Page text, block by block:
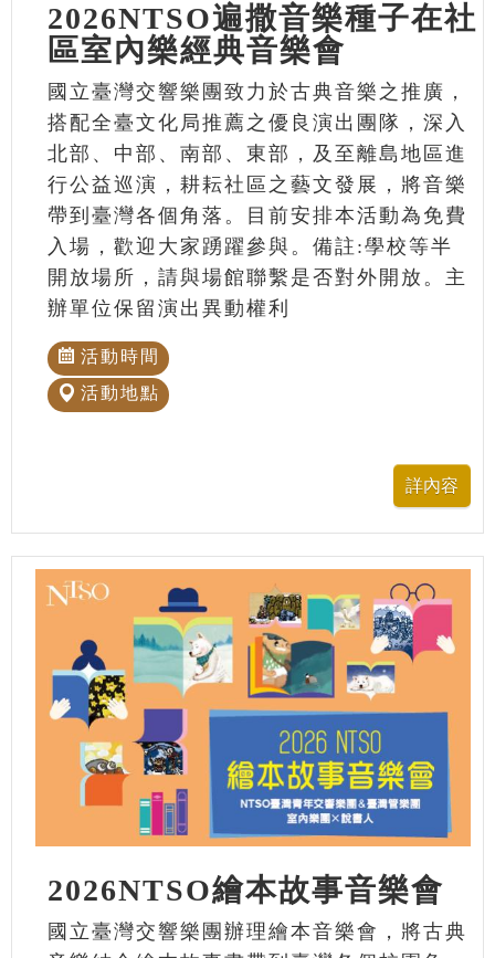
2026NTSO遍撒音樂種子在社
區室內樂經典音樂會
國立臺灣交響樂團致力於古典音樂之推廣，
搭配全臺文化局推薦之優良演出團隊，深入
北部、中部、南部、東部，及至離島地區進
行公益巡演，耕耘社區之藝文發展，將音樂
帶到臺灣各個角落。目前安排本活動為免費
入場，歡迎大家踴躍參與。備註:學校等半
開放場所，請與場館聯繫是否對外開放。主
辦單位保留演出異動權利
活動時間
活動地點
2026NTSO繪本故事音樂會
國立臺灣交響樂團辦理繪本音樂會，將古典